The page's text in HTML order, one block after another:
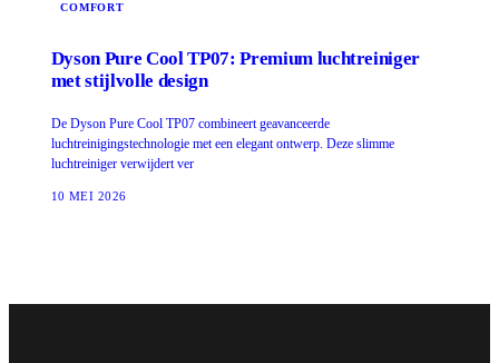
COMFORT
Dyson Pure Cool TP07: Premium luchtreiniger
met stijlvolle design
De Dyson Pure Cool TP07 combineert geavanceerde
luchtreinigingstechnologie met een elegant ontwerp. Deze slimme
luchtreiniger verwijdert ver
10 MEI 2026